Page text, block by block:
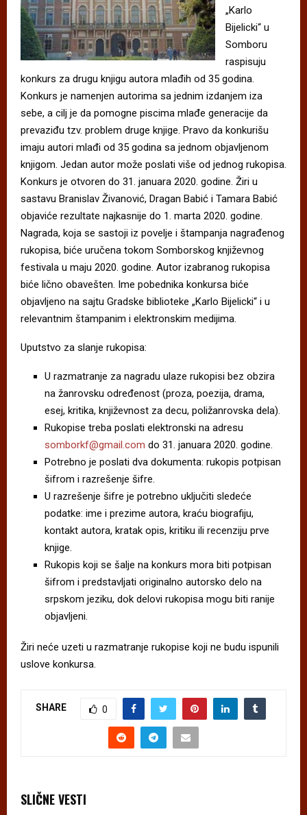
„Karlo
Bijelicki“ u
Somboru
raspisuju
konkurs za drugu knjigu autora mlađih od 35 godina.
Konkurs je namenjen autorima sa jednim izdanjem iza
sebe, a cilj je da pomogne piscima mlađe generacije da
prevaziđu tzv. problem druge knjige. Pravo da konkurišu
imaju autori mlađi od 35 godina sa jednom objavljenom
knjigom. Jedan autor može poslati više od jednog rukopisa.
Konkurs je otvoren do 31. januara 2020. godine. Žiri u
sastavu Branislav Živanović, Dragan Babić i Tamara Babić
objaviće rezultate najkasnije do 1. marta 2020. godine.
Nagrada, koja se sastoji iz povelje i štampanja nagrađenog
rukopisa, biće uručena tokom Somborskog književnog
festivala u maju 2020. godine. Autor izabranog rukopisa
biće lično obavešten. Ime pobednika konkursa biće
objavljeno na sajtu Gradske biblioteke „Karlo Bijelicki“ i u
relevantnim štampanim i elektronskim medijima.
Uputstvo za slanje rukopisa:
U razmatranje za nagradu ulaze rukopisi bez obzira
na žanrovsku određenost (proza, poezija, drama,
esej, kritika, književnost za decu, poližanrovska dela).
Rukopise treba poslati elektronski na adresu
somborkf@gmail.com do 31. januara 2020. godine.
Potrebno je poslati dva dokumenta: rukopis potpisan
šifrom i razrešenje šifre.
U razrešenje šifre je potrebno uključiti sledeće
podatke: ime i prezime autora, kraću biografiju,
kontakt autora, kratak opis, kritiku ili recenziju prve
knjige.
Rukopis koji se šalje na konkurs mora biti potpisan
šifrom i predstavljati originalno autorsko delo na
srpskom jeziku, dok delovi rukopisa mogu biti ranije
objavljeni.
Žiri neće uzeti u razmatranje rukopise koji ne budu ispunili
uslove konkursa.
SHARE 0
SLIČNE VESTI